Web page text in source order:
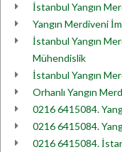
İstanbul Yangın
Yangın Merdiveni
İstanbul Yangın
Mühendislik
İstanbul Yangın
Orhanlı Yangın
0216 6415084.
0216 6415084.
0216 6415084.